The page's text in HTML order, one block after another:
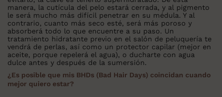
manera, la cutícula del pelo estará cerrada, y al pigmento
le será mucho más difícil penetrar en su médula. Y al
contrario, cuanto más seco esté, será más poroso y
absorberá todo lo que encuentre a su paso. Un
tratamiento hidratante previo en el salón de peluquería te
vendrá de perlas, así como un protector capilar (mejor en
aceite, porque repelerá el agua), o ducharte con agua
dulce antes y después de la sumersión.
¿Es posible que mis BHDs (Bad Hair Days) coincidan cuando
mejor quiero estar?